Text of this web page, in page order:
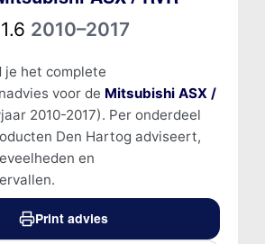
2010–2017
je het complete
voor de Mitsubishi ASX /
2010-2017). Per onderdeel
Den Hartog adviseert,
en
Print advies